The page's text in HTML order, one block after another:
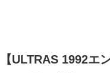
【ULTRAS 1992エ